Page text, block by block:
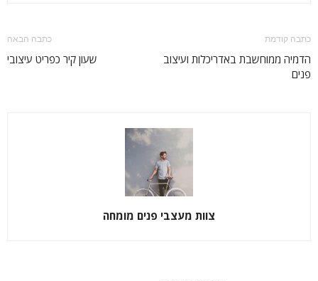
כתבה קודמת
הדמיה ממוחשבת באדריכלות ועיצוב
פנים
כתבה הבאה
שעון קיר כפריט עיצובי
צוות מעצבי פנים מומחה